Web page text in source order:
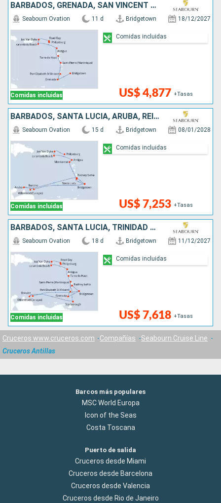
BARBADOS, GRENADA, SAN VINCENT Y LAS GRANADINAS, ANTIGUA Y BARBUDA, ESTADOS UNIDOS, , SAN MARTÍN
Comidas incluidas
Seabourn Ovation 11 d Bridgetown 18/12/2027
US$ 4,877 +Tasas
Comidas incluidas
BARBADOS, SANTA LUCIA, ARUBA, REINO UNIDO, ANTIGUA Y BARBUDA, ESTADOS UNIDOS, SAN MARTÍN
Comidas incluidas
Seabourn Ovation 15 d Bridgetown 08/01/2028
US$ 7,253 +Tasas
Comidas incluidas
BARBADOS, SANTA LUCIA, TRINIDAD Y TOBAGO, GRENADA, SAN VINCENT Y LAS GRANADINAS, ANTIGUA Y BARBUDA, ESTADOS UNIDOS, , SAN MARTÍN
Comidas incluidas
Seabourn Ovation 18 d Bridgetown 11/12/2027
US$ 7,618 +Tasas
Comidas incluidas
Cruceros www.cruceros.com Compañías
Seabourn Cruise Line
Cruceros Antillas
Barcos más populares
MSC World Europa
Icon of the Seas
Costa Toscana
Puerto de salida
Cruceros desde Miami
Cruceros desde Barcelona
Cruceros desde Valencia
Cruceros desde Rio de Janeiro